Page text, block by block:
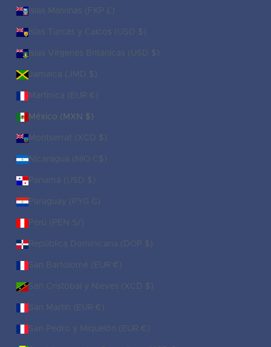
Islas Malvinas (FKP £)
Islas Turcas y Caicos (USD $)
Islas Vírgenes Británicas (USD $)
Jamaica (JMD $)
Martinica (EUR €)
México (MXN $)
Montserrat (XCD $)
Nicaragua (NIO C$)
Panamá (USD $)
Paraguay (PYG ₲)
Perú (PEN S/)
República Dominicana (DOP $)
San Bartolomé (EUR €)
San Cristóbal y Nieves (XCD $)
San Martín (EUR €)
San Pedro y Miquelón (EUR €)